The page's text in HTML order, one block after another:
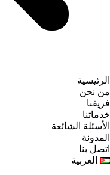
الرئيسية
من نحن
فريقنا
خدماتنا
الأسئلة الشائعة
المدونة
اتصل بنا
العربية